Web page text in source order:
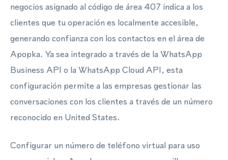
negocios asignado al código de área 407 indica a los
clientes que tu operación es localmente accesible,
generando confianza con los contactos en el área de
Apopka. Ya sea integrado a través de la WhatsApp
Business API o la WhatsApp Cloud API, esta
configuración permite a las empresas gestionar las
conversaciones con los clientes a través de un número
reconocido en United States.
Configurar un número de teléfono virtual para uso